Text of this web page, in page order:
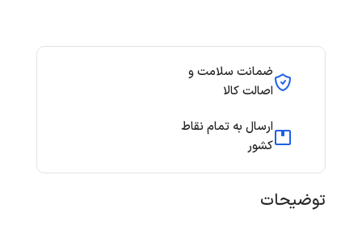
ضمانت سلامت و
اصالت کالا
ارسال به تمام نقاط
کشور
توضیحات